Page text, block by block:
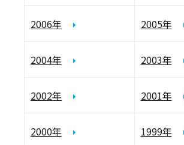
2006年 2005年
2004年 2003年
2002年 2001年
2000年 1999年